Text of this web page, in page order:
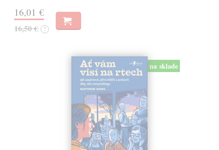
16,01 €
16,50 € ?
na sklade